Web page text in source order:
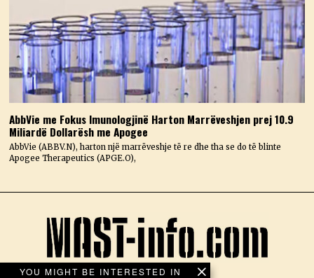
AbbVie me Fokus Imunologjinë Harton Marrëveshjen prej 10.9
Miliardë Dollarësh me Apogee
AbbVie (ABBV.N), harton një marrëveshje të re dhe tha se do të blinte
Apogee Therapeutics (APGE.O),
YOU MIGHT BE INTERESTED IN